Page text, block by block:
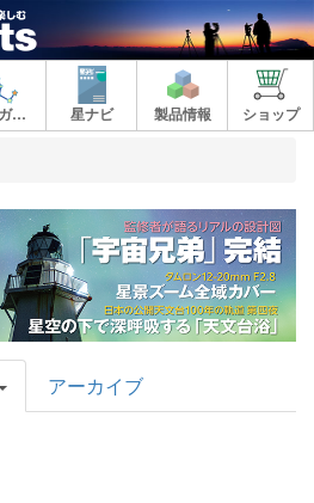
星空ガイド 星ナビ 製品情報 ショップ
アーカイブ